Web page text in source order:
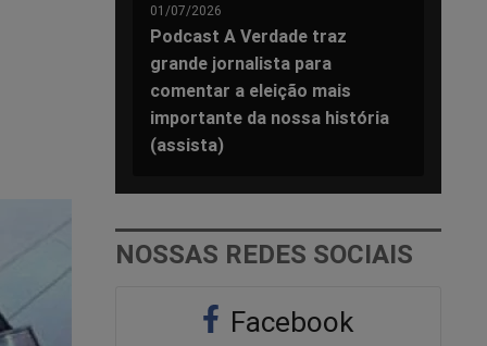
01/07/2026
Podcast A Verdade traz
grande jornalista para
comentar a eleição mais
importante da nossa história
(assista)
NOSSAS REDES SOCIAIS
Facebook